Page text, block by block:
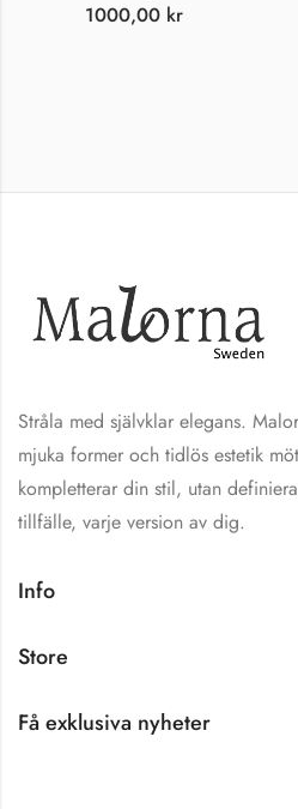
1000,00 kr
Stråla med självklar elegans.
mjuka former och tidlös estetik
kompletterar din stil, utan
tillfälle, varje version av dig.
Info
Store
Få exklusiva nyheter